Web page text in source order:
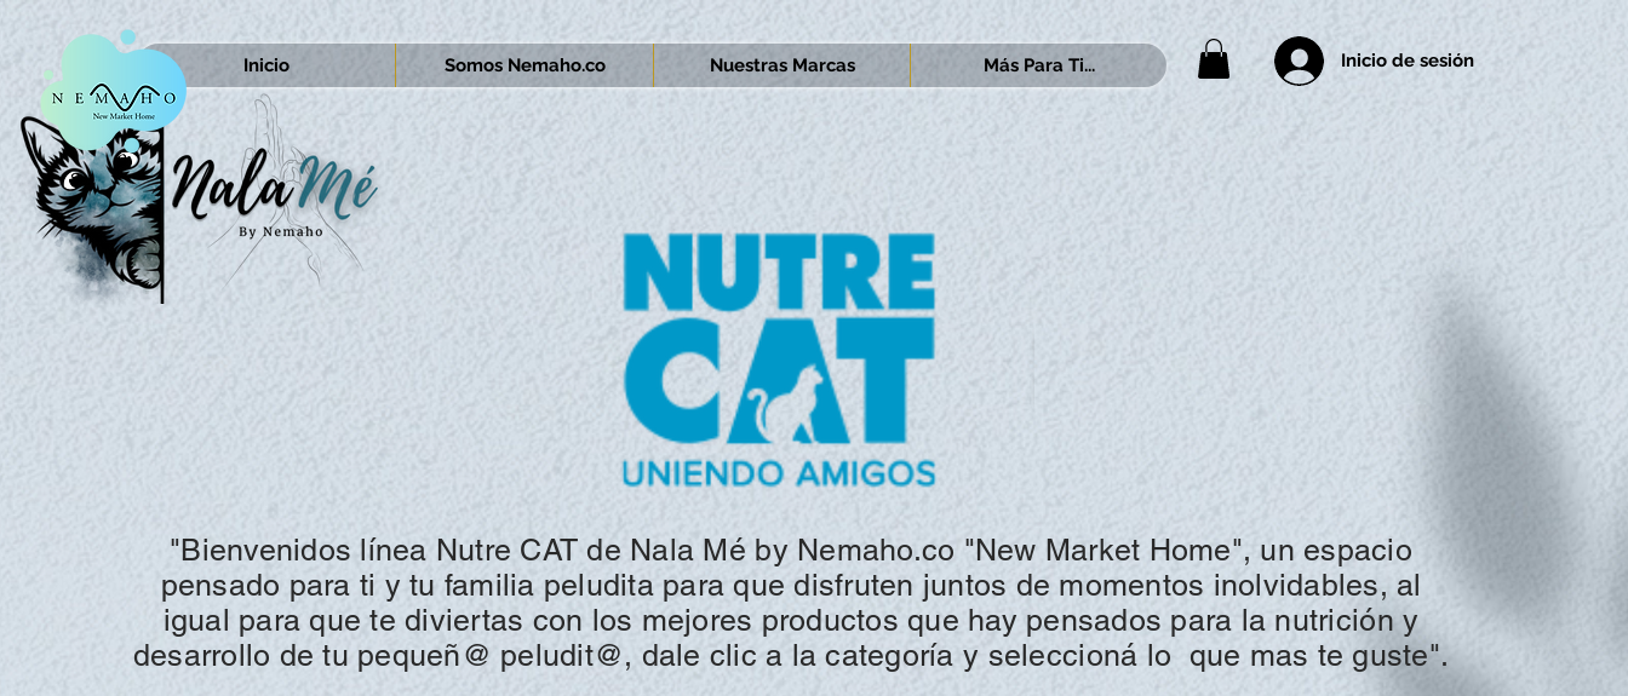
Inicio Somos Nemaho.co Nuestras Marcas Más Para Ti... Inicio de sesión
"Bienvenidos línea Nutre CAT de Nala Mé by Nemaho.co "New Market Home", un espacio
pensado para ti y tu familia peludita para que disfruten juntos de momentos inolvidables, al
igual para que te diviertas con los mejores productos que hay pensados para la nutrición y
desarrollo de tu pequeñ@ peludit@, dale clic a lacategoría y seleccioná lo que mas te guste".